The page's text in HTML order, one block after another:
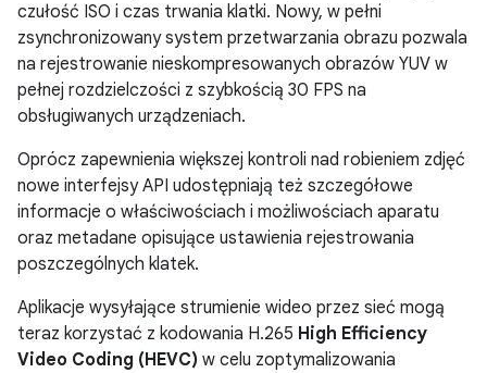
czułość ISO i czas trwania klatki. Nowy, w pełni
zsynchronizowany system przetwarzania obrazu pozwala
na rejestrowanie nieskompresowanych obrazów YUV w
pełnej rozdzielczości z szybkością 30 FPS na
obsługiwanych urządzeniach.
Oprócz zapewnienia większej kontroli nad robieniem zdjęć
nowe interfejsy API udostępniają też szczegółowe
informacje o właściwościach i możliwościach aparatu
oraz metadane opisujące ustawienia rejestrowania
poszczególnych klatek.
Aplikacje wysyłające strumienie wideo przez sieć mogą
teraz korzystać z kodowania H.265 High Efficiency
Video Coding (HEVC) w celu zoptymalizowania